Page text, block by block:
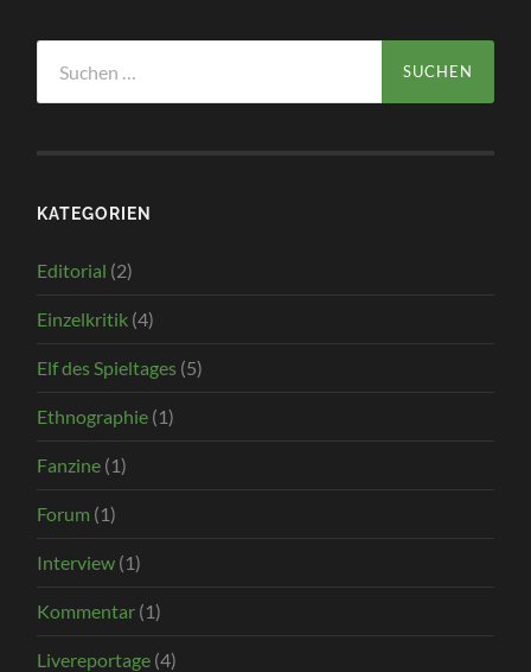
nach:
KATEGORIEN
Editorial (2)
Einzelkritik (4)
Elf des Spieltages (5)
Ethnographie (1)
Fanzine (1)
Forum (1)
Interview (1)
Kommentar (1)
Livereportage (4)